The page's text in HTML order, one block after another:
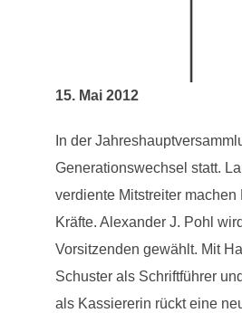
15. Mai 2012
In der
Generationswechsel statt.
verdiente Mitstreiter machen
Kräfte. Alexander J. Pohl
Vorsitzenden gewählt. Mit
Schuster als Schriftführer
als Kassiererin rückt eine